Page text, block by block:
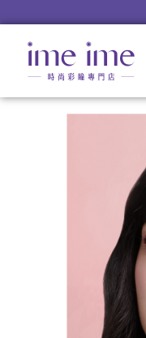
CRYSTE晶瞳Jewel彩